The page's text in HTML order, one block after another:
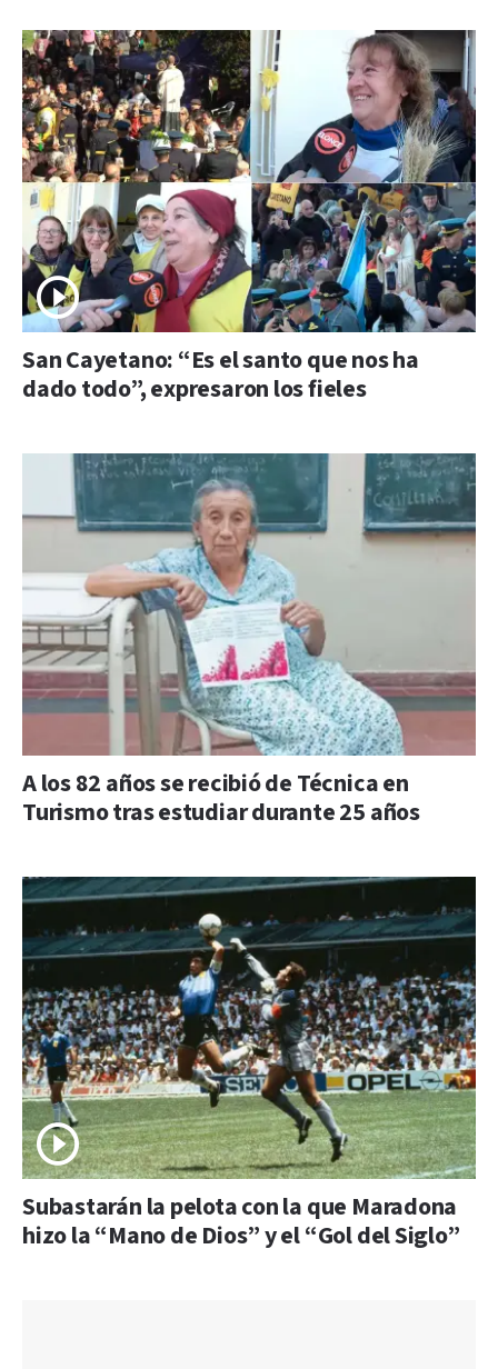
San Cayetano: “Es el santo que nos ha
dado todo”, expresaron los fieles
A los 82 años se recibió de Técnica en
Turismo tras estudiar durante 25 años
Subastarán la pelota con la que Maradona
hizo la “Mano de Dios” y el “Gol del Siglo”